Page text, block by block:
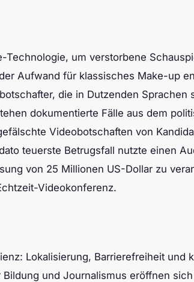
um verstorbene
Aufwand für klassisches Make-up
die in Dutzenden Sprachen
dokumentierte Fälle aus dem
Videobotschaften von
teuerste Betrugsfall nutzte einen
von 25 Millionen US-Dollar zu
Videokonferenz.
Lokalisierung, Barrierefreiheit und
und Journalismus eröffnen sich